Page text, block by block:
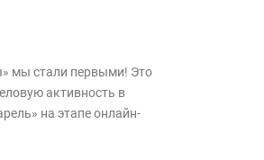
мы стали первыми! Это
активность в
на этапе онлайн-